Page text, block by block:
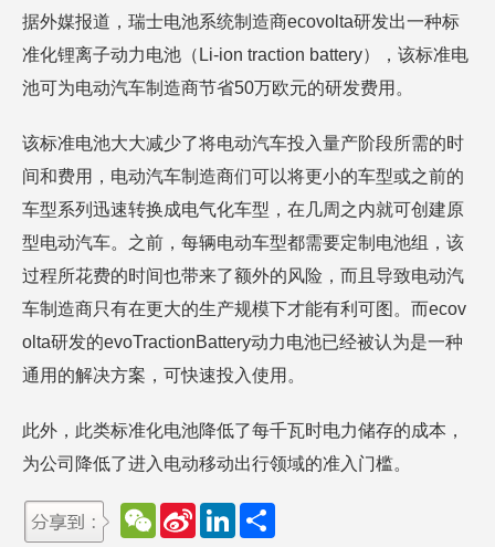
据外媒报道，瑞士电池系统制造商ecovolta研发出一种标
准化锂离子动力电池（Li-ion traction battery），该标准电
池可为电动汽车制造商节省50万欧元的研发费用。
该标准电池大大减少了将电动汽车投入量产阶段所需的时
间和费用，电动汽车制造商们可以将更小的车型或之前的
车型系列迅速转换成电气化车型，在几周之内就可创建原
型电动汽车。之前，每辆电动车型都需要定制电池组，该
过程所花费的时间也带来了额外的风险，而且导致电动汽
车制造商只有在更大的生产规模下才能有利可图。而ecov
olta研发的evoTractionBattery动力电池已经被认为是一种
通用的解决方案，可快速投入使用。
此外，此类标准化电池降低了每千瓦时电力储存的成本，
为公司降低了进入电动移动出行领域的准入门槛。
W
e
S
L